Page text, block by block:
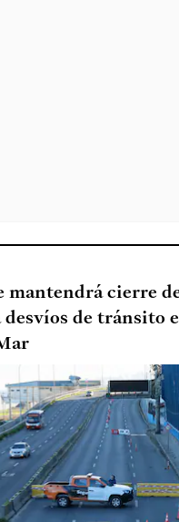
mantendrá cierre
desvíos de tránsito